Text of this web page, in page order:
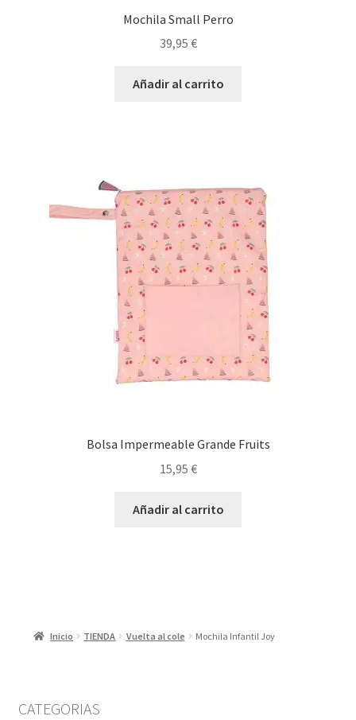
Mochila Small Perro
39,95 €
Añadir al carrito
Bolsa Impermeable Grande Fruits
15,95 €
Añadir al carrito
Inicio TIENDA Vuelta al cole Mochila Infantil Joy
CATEGORIAS